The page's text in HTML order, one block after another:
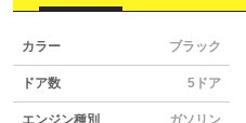
カラー ブラック
ドア数 5ドア
エンジン種別 ガソリン